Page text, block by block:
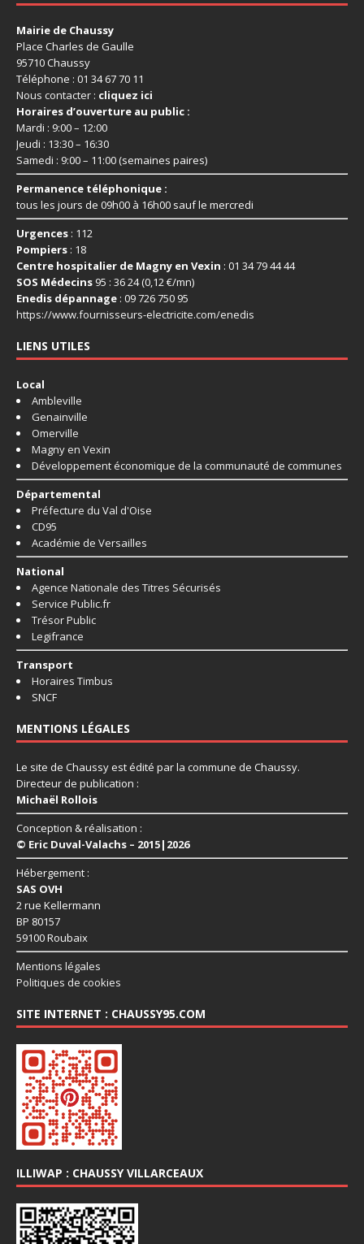
Mairie de Chaussy
Place Charles de Gaulle
95710 Chaussy
Téléphone : 01 34 67 70 11
Nous contacter : cliquez ici
Horaires d’ouverture au public :
Mardi : 9:00 – 12:00
Jeudi : 13:30 – 16:30
Samedi : 9:00 – 11:00 (semaines paires)
Permanence téléphonique :
tous les jours de 09h00 à 16h00 sauf le mercredi
Urgences : 112
Pompiers : 18
Centre hospitalier de Magny en Vexin : 01 34 79 44 44
SOS Médecins 95 : 36 24 (0,12 €/mn)
Enedis dépannage : 09 726 750 95
https://www.fournisseurs-electricite.com/enedis
LIENS UTILES
Local
Ambleville
Genainville
Omerville
Magny en Vexin
Développement économique de la communauté de communes
Départemental
Préfecture du Val d'Oise
CD95
Académie de Versailles
National
Agence Nationale des Titres Sécurisés
Service Public.fr
Trésor Public
Legifrance
Transport
Horaires Timbus
SNCF
MENTIONS LÉGALES
Le site de Chaussy est édité par la commune de Chaussy.
Directeur de publication :
Michaël Rollois
Conception & réalisation :
© Eric Duval-Valachs – 2015|2026
Hébergement :
SAS OVH
2 rue Kellermann
BP 80157
59100 Roubaix
Mentions légales
Politiques de cookies
SITE INTERNET : CHAUSSY95.COM
ILLIWAP : CHAUSSY VILLARCEAUX